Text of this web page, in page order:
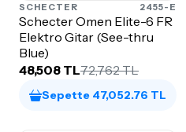
SCHECTER 2455-E
Schecter Omen Elite-6 FR
Elektro Gitar (See-thru
Blue)
48,508 TL72,762 TL
Sepette 47,052.76 TL